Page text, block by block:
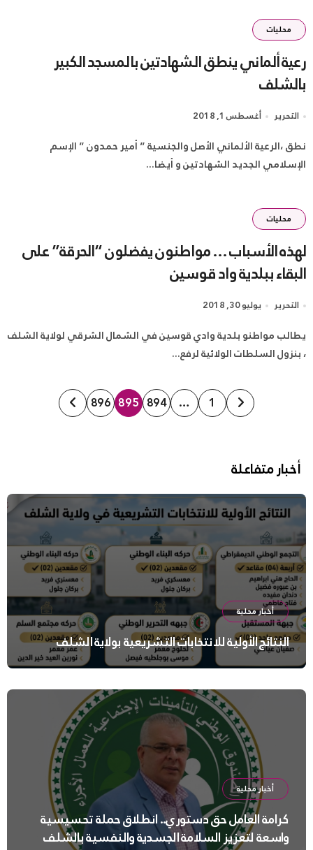
محليات
رعية ألماني ينطق الشهادتين بالمسجد الكبير
بالشلف
التحرير أغسطس 1, 2018
نطق ،الرعية الألماني الأصل والجنسية ” أمير حمدون ” الإسم
الإسلامي الجديد الشهادتين و أيضا...
محليات
لهذه الأسباب … مواطنون يفضلون “الحرقة” على
البقاء ببلدية واد قوسين
التحرير يوليو 30, 2018
يطالب مواطنو بلدية وادي قوسين في الشمال الشرقي لولاية الشلف
، بنزول السلطات الولائية لرفع...
تعدد
صفحات
1
…
894
895
896
أخبار متفاعلة
أخبار محلية
النتائج الأولية للانتخابات التشريعية بولاية الشلف
أخبار محلية
كرامة العامل حق دستوري.. انطلاق حملة تحسيسية
واسعة لتعزيز السلامة الجسدية والنفسية بالشلف